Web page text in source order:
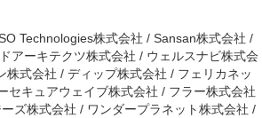
Technologies株式会社 / Sansan株式会社 /
アーキテクツ株式会社 / ウェルスナビ株式会
式会社 / ディップ株式会社 / フェリカネッ
セキュアウェイブ株式会社 / フラー株式会社
ズ株式会社 / ワンダープラネット株式会社 /